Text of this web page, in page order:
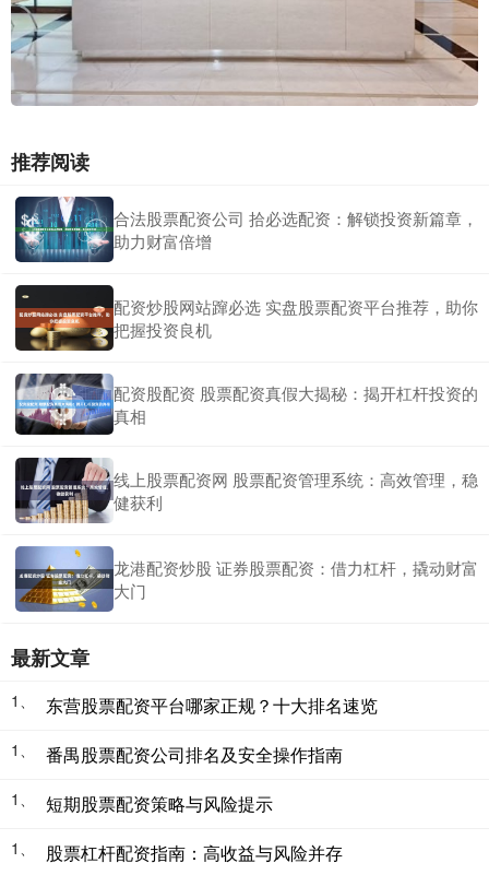
推荐阅读
合法股票配资公司 拾必选配资：解锁投资新篇章，
助力财富倍增
配资炒股网站蹿必选 实盘股票配资平台推荐，助你
把握投资良机
配资股配资 股票配资真假大揭秘：揭开杠杆投资的
真相
线上股票配资网 股票配资管理系统：高效管理，稳
健获利
龙港配资炒股 证券股票配资：借力杠杆，撬动财富
大门
最新文章
1、 东营股票配资平台哪家正规？十大排名速览
1、 番禺股票配资公司排名及安全操作指南
1、 短期股票配资策略与风险提示
1、 股票杠杆配资指南：高收益与风险并存